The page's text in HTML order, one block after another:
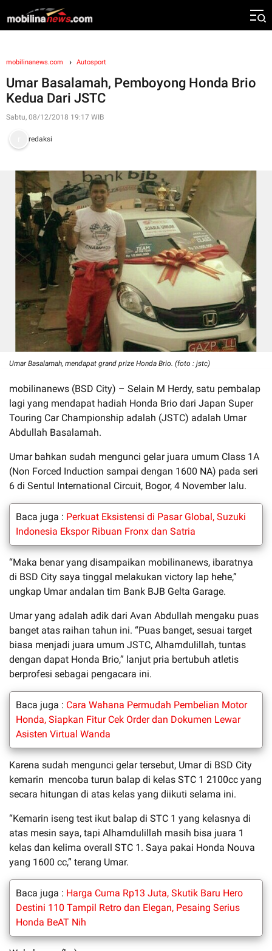
mobilinanews.com Autosport
Umar Basalamah, Pemboyong Honda Brio
Kedua Dari JSTC
Sabtu, 08/12/2018 19:17 WIB
redaksi
Umar Basalamah, mendapat grand prize Honda Brio. (foto : jstc)
mobilinanews (BSD City) – Selain M Herdy, satu pembalap
lagi yang mendapat hadiah Honda Brio dari Japan Super
Touring Car Championship adalah (JSTC) adalah Umar
Abdullah Basalamah.
Umar bahkan sudah mengunci gelar juara umum Class 1A
(Non Forced Induction sampai dengan 1600 NA) pada seri
6 di Sentul International Circuit, Bogor, 4 November lalu.
Baca juga : Perkuat Eksistensi di Pasar Global, Suzuki
Indonesia Ekspor Ribuan Fronx dan Satria
“Maka benar yang disampaikan mobilinanews, ibaratnya
di BSD City saya tinggal melakukan victory lap hehe,”
ungkap Umar andalan tim Bank BJB Gelta Garage.
Umar yang adalah adik dari Avan Abdullah mengaku puas
banget atas raihan tahun ini. “Puas banget, sesuai target
biasa menjadi juara umum JSTC, Alhamdulillah, tuntas
dengan dapat Honda Brio,” lanjut pria bertubuh atletis
berprofesi sebagai pengacara ini.
Baca juga : Cara Wahana Permudah Pembelian Motor
Honda, Siapkan Fitur Cek Order dan Dokumen Lewar
Asisten Virtual Wanda
Karena sudah mengunci gelar tersebut, Umar di BSD City
kemarin mencoba turun balap di kelas STC 1 2100cc yang
secara hitungan di atas kelas yang diikuti selama ini.
“Kemarin iseng test ikut balap di STC 1 yang kelasnya di
atas mesin saya, tapi Alhamdulillah masih bisa juara 1
kelas dan kelima overall STC 1. Saya pakai Honda Nouva
yang 1600 cc,” terang Umar.
Baca juga : Harga Cuma Rp13 Juta, Skutik Baru Hero
Destini 110 Tampil Retro dan Elegan, Pesaing Serius
Honda BeAT Nih